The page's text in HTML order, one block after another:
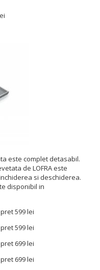
este complet detasabil.
de LOFRA este
si deschiderea.
disponibil in
599 lei
599 lei
699 lei
699 lei